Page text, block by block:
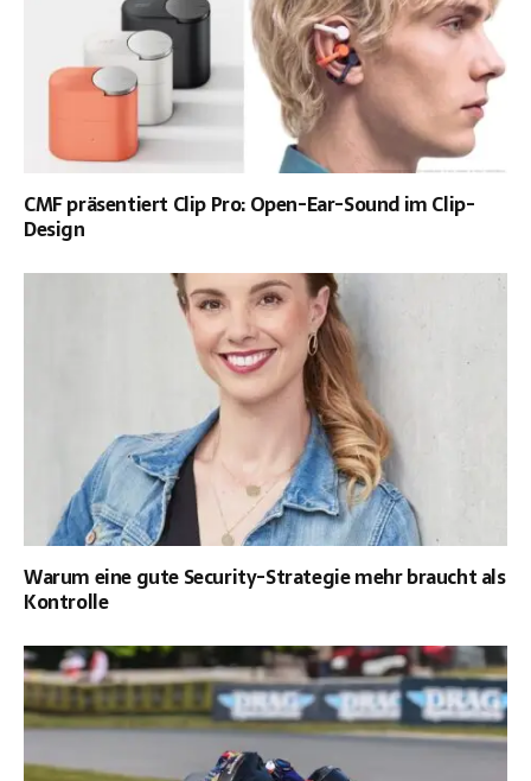
CMF präsentiert Clip Pro: Open-Ear-Sound im Clip-
Design
Warum eine gute Security-Strategie mehr braucht als
Kontrolle